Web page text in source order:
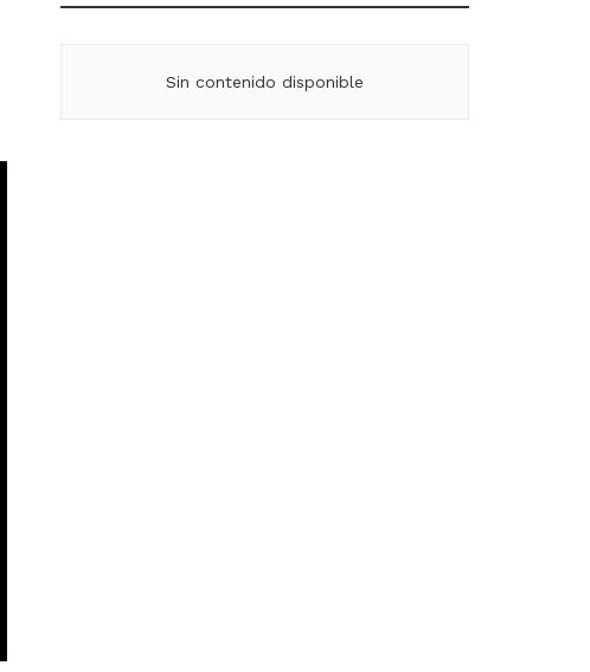
Sin contenido disponible